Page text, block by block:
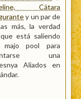
Cátara
y un par de
más, la verdad
está saliendo
majo pool para
una
Aliados en